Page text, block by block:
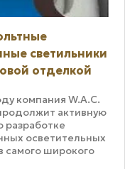
светильники
отделкой
компания W.A.C.
активную
разработке
осветительных
самого широкого